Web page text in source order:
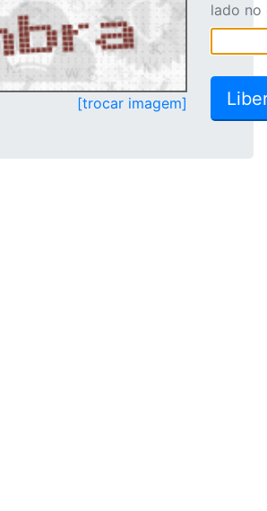
[trocar imagem]
lado no